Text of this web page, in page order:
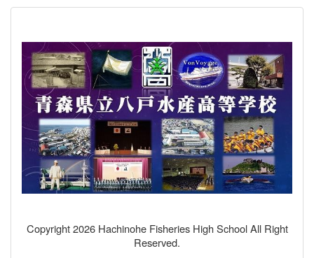
Copyright 2026 Hachinohe Fisheries High School All Right
Reserved.